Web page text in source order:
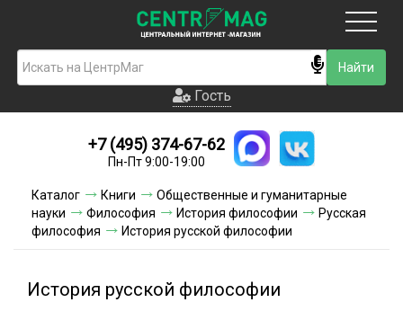
Гость
Новинки
Условия доставки
Условия оплаты
Гость
+7 (495) 374-67-62
Пн-Пт 9:00-19:00
Каталог Книги
Общественные и гуманитарные
науки
Философия История философии
Русская
философия
История русской философии
История русской философии